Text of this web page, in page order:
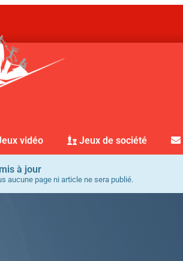
vidéo Jeux de société
à jour
aucune page ni article ne sera publié.